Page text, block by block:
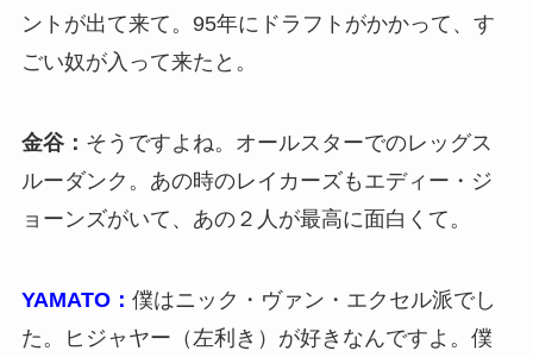
ントが出て来て。95年にドラフトがかかって、す
ごい奴が入って来たと。
金谷： そうですよね。オールスターでのレッグス
ルーダンク。あの時のレイカーズもエディー・ジ
ョーンズがいて、あの２人が最高に面白くて。
YAMATO： 僕はニック・ヴァン・エクセル派でし
た。ヒジャヤー（左利き）が好きなんですよ。僕